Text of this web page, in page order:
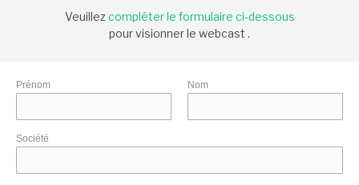
Veuillezcompléter le formulaire ci-dessous
pour visionner le webcast .
Prénom Nom
Société